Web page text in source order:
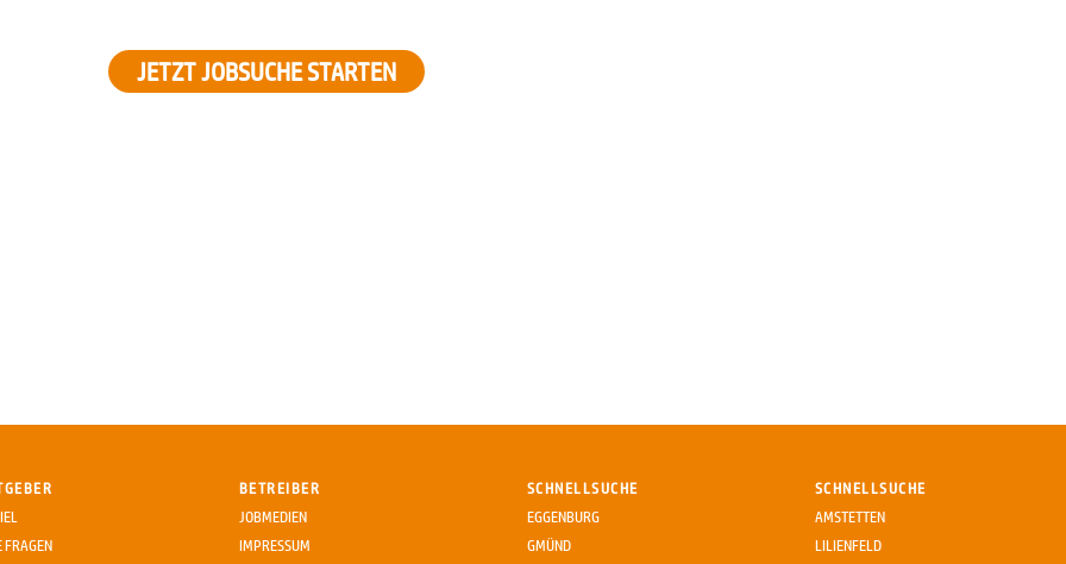
JETZT JOBSUCHE STARTEN
FRAGEN
BETREIBER
JOBMEDIEN
IMPRESSUM
SCHNELLSUCHE
EGGENBURG
GMÜND
SCHNELLSUCHE
AMSTETTEN
LILIENFELD